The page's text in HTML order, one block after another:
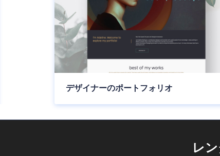
デザイナーのポートフォリオ
レ